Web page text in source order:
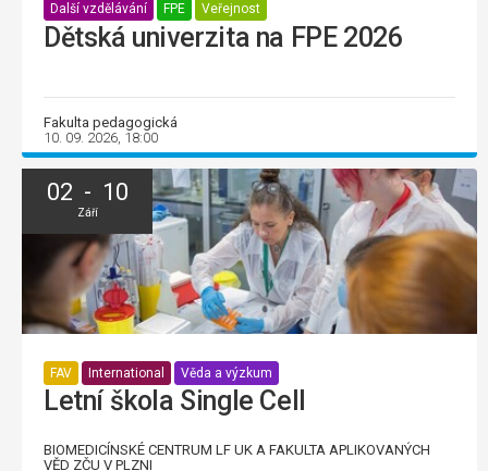
Další vzdělávání FPE Veřejnost
Dětská univerzita na FPE 2026
Fakulta pedagogická
10. 09. 2026, 18:00
02 - 10
Září
FAV International Věda a výzkum
Letní škola Single Cell
BIOMEDICÍNSKÉ CENTRUM LF UK A FAKULTA APLIKOVANÝCH
VĚD ZČU V PLZNI